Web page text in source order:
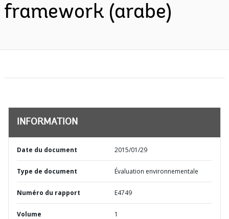
framework (arabe)
INFORMATION
Date du document 2015/01/29
Type de document Évaluation environnementale
Numéro du rapport E4749
Volume 1